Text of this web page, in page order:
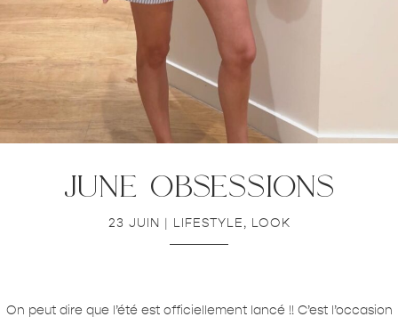
june obsessions
23 JUIN | LIFESTYLE, LOOK
On peut dire que l’été est officiellement lancé !! C’est l’occasion